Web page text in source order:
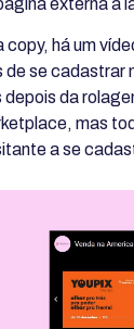
copy, há um
de se cadastrar
depois da
mas
a se